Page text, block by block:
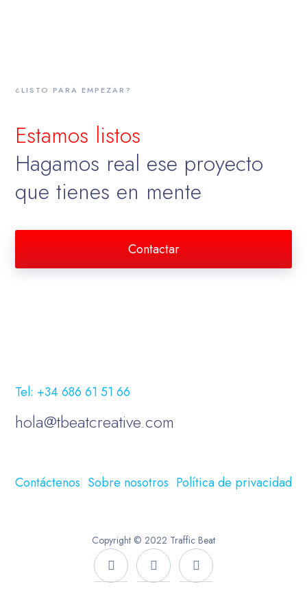
¿LISTO PARA EMPEZAR?
Estamos listos
Hagamos real ese proyecto
que tienes en mente
Contactar
Tel: +34 686 61 51 66
hola@tbeatcreative.com
Contáctenos Sobre nosotros Política de privacidad
Copyright © 2022 Traffic Beat